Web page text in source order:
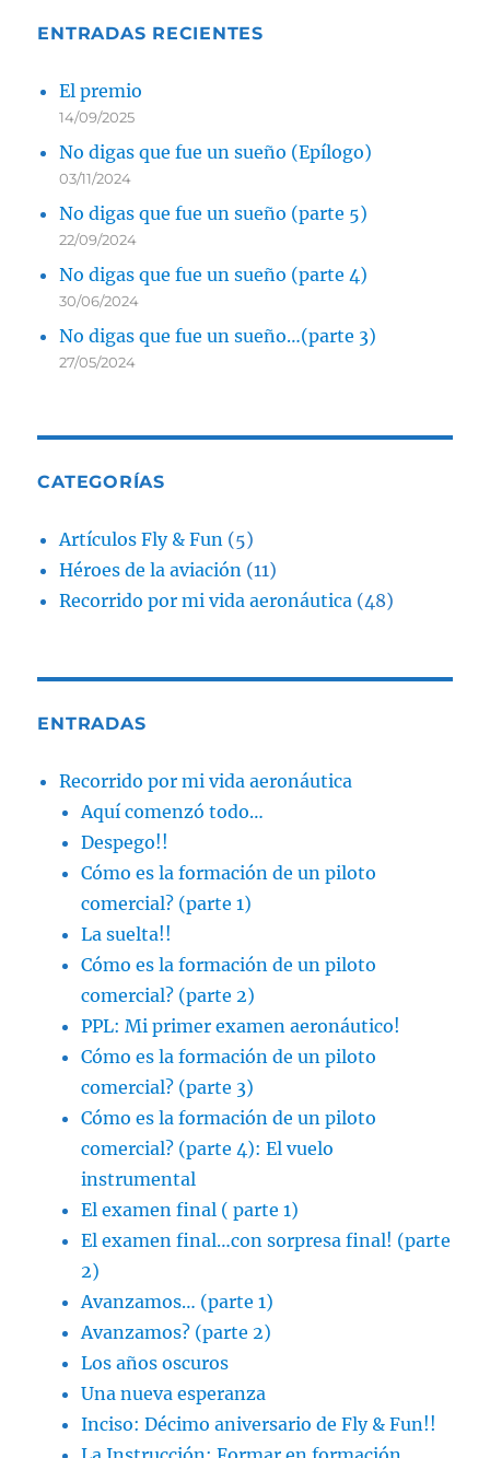
ENTRADAS RECIENTES
El premio
14/09/2025
No digas que fue un sueño (Epílogo)
03/11/2024
No digas que fue un sueño (parte 5)
22/09/2024
No digas que fue un sueño (parte 4)
30/06/2024
No digas que fue un sueño…(parte 3)
27/05/2024
CATEGORÍAS
Artículos Fly & Fun (5)
Héroes de la aviación (11)
Recorrido por mi vida aeronáutica (48)
ENTRADAS
Recorrido por mi vida aeronáutica
Aquí comenzó todo…
Despego!!
Cómo es la formación de un piloto
comercial? (parte 1)
La suelta!!
Cómo es la formación de un piloto
comercial? (parte 2)
PPL: Mi primer examen aeronáutico!
Cómo es la formación de un piloto
comercial? (parte 3)
Cómo es la formación de un piloto
comercial? (parte 4): El vuelo
instrumental
El examen final ( parte 1)
El examen final…con sorpresa final! (parte
2)
Avanzamos… (parte 1)
Avanzamos? (parte 2)
Los años oscuros
Una nueva esperanza
Inciso: Décimo aniversario de Fly & Fun!!